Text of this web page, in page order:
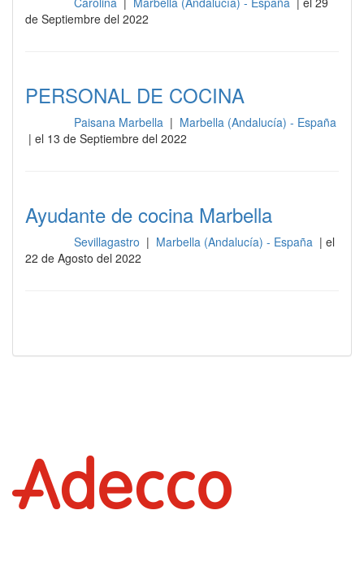
de Septiembre del 2022
PERSONAL DE COCINA
Paisana Marbella | Marbella (Andalucía) - España
| el 13 de Septiembre del 2022
Ayudante de cocina Marbella
Sevillagastro | Marbella (Andalucía) - España | el
22 de Agosto del 2022